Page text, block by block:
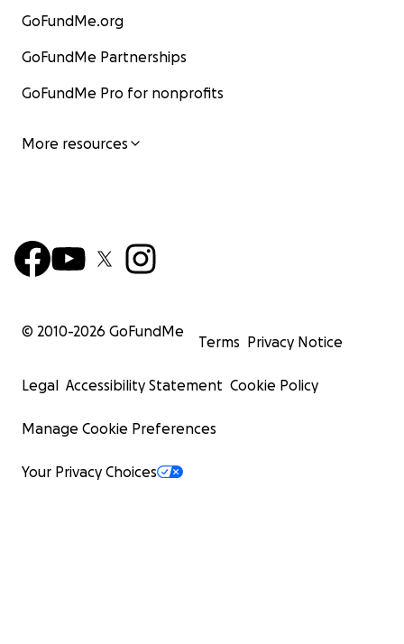
GoFundMe.org
GoFundMe Partnerships
GoFundMe Pro for nonprofits
More resources
© 2010-2026 GoFundMe
Terms Privacy Notice
Legal Accessibility Statement Cookie Policy
Manage Cookie Preferences
Your Privacy Choices